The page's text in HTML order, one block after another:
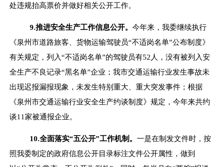
处违规抬高票价并做好相关公开工作。
9.推进安全生产工作信息公开。 今年来，我委继续执行
《泉州市道路旅客、货物运输驾驶员“不适岗名单”公布制度》
有关规定，列入“不适岗名单”的驾驶员有52 人，没有被列入安
全生产不良记录“黑名单”企业；我市交通运输行业发生事故未
出现迟报漏报现象，未发生特别重大、重大突发事件；根据
《泉州市交通运输行业安全生产约谈制度》规定，今年来共约
谈11家被通报企业。
10.全面落实“五公开”工作机制。 一是在制发文件时，按
照我委制定的政府信息公开目录标注文件公开属性，做到